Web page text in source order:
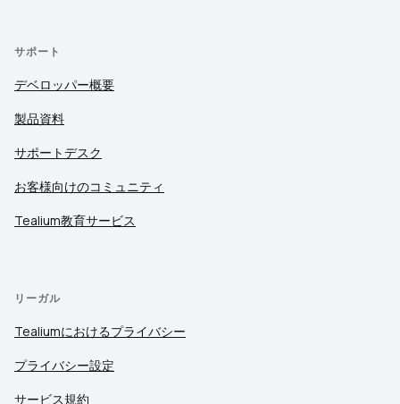
サポート
デベロッパー概要
製品資料
サポートデスク
お客様向けのコミュニティ
Tealium教育サービス
リーガル
Tealiumにおけるプライバシー
プライバシー設定
サービス規約